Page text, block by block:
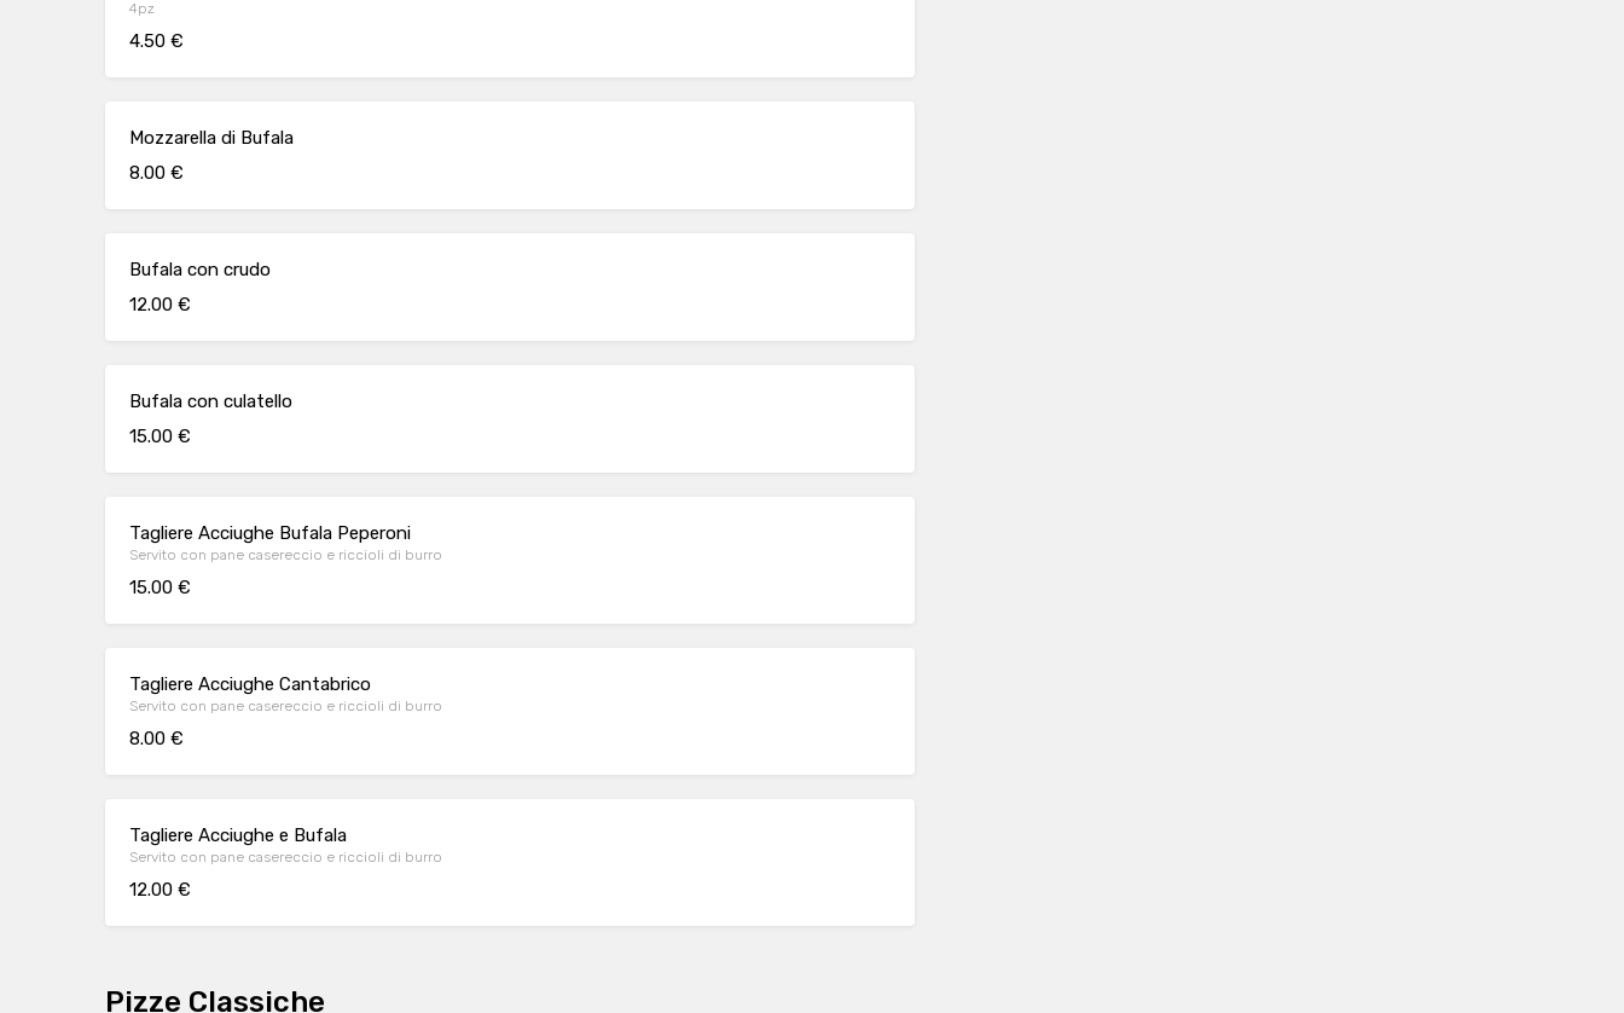
4pz
4.50 €
Mozzarella di Bufala
8.00 €
Bufala con crudo
12.00 €
Bufala con culatello
15.00 €
Tagliere Acciughe Bufala Peperoni
Servito con pane casereccio e riccioli di burro
15.00 €
Tagliere Acciughe Cantabrico
Servito con pane casereccio e riccioli di burro
8.00 €
Tagliere Acciughe e Bufala
Servito con pane casereccio e riccioli di burro
12.00 €
Pizze Classiche